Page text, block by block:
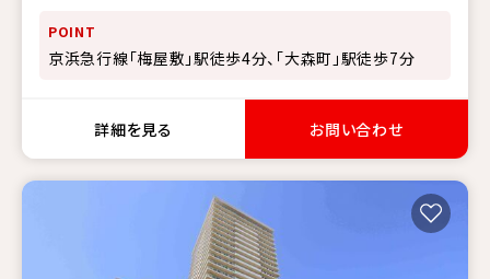
POINT
京浜急行線「梅屋敷」駅徒歩4分、「大森町」駅徒歩7分
詳細を見る お問い合わせ